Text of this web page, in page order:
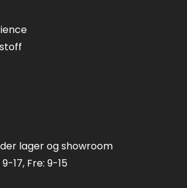
lager og showroom
17, Fre: 9-15